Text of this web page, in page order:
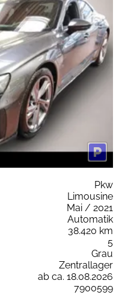
Pkw
Limousine
Mai / 2021
Automatik
38.420 km
5
Grau
Zentrallager
ab ca. 18.08.2026
7900599